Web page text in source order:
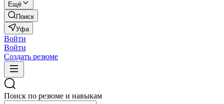
Ещё
Поиск
Уфа
Войти
Войти
Создать резюме
Поиск по резюме и навыкам